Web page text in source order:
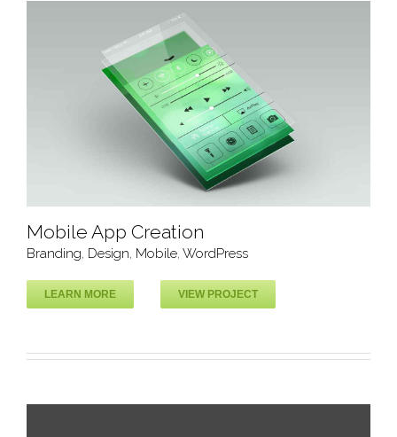
Mobile App Creation
Branding, Design, Mobile, WordPress
LEARN MORE VIEW PROJECT